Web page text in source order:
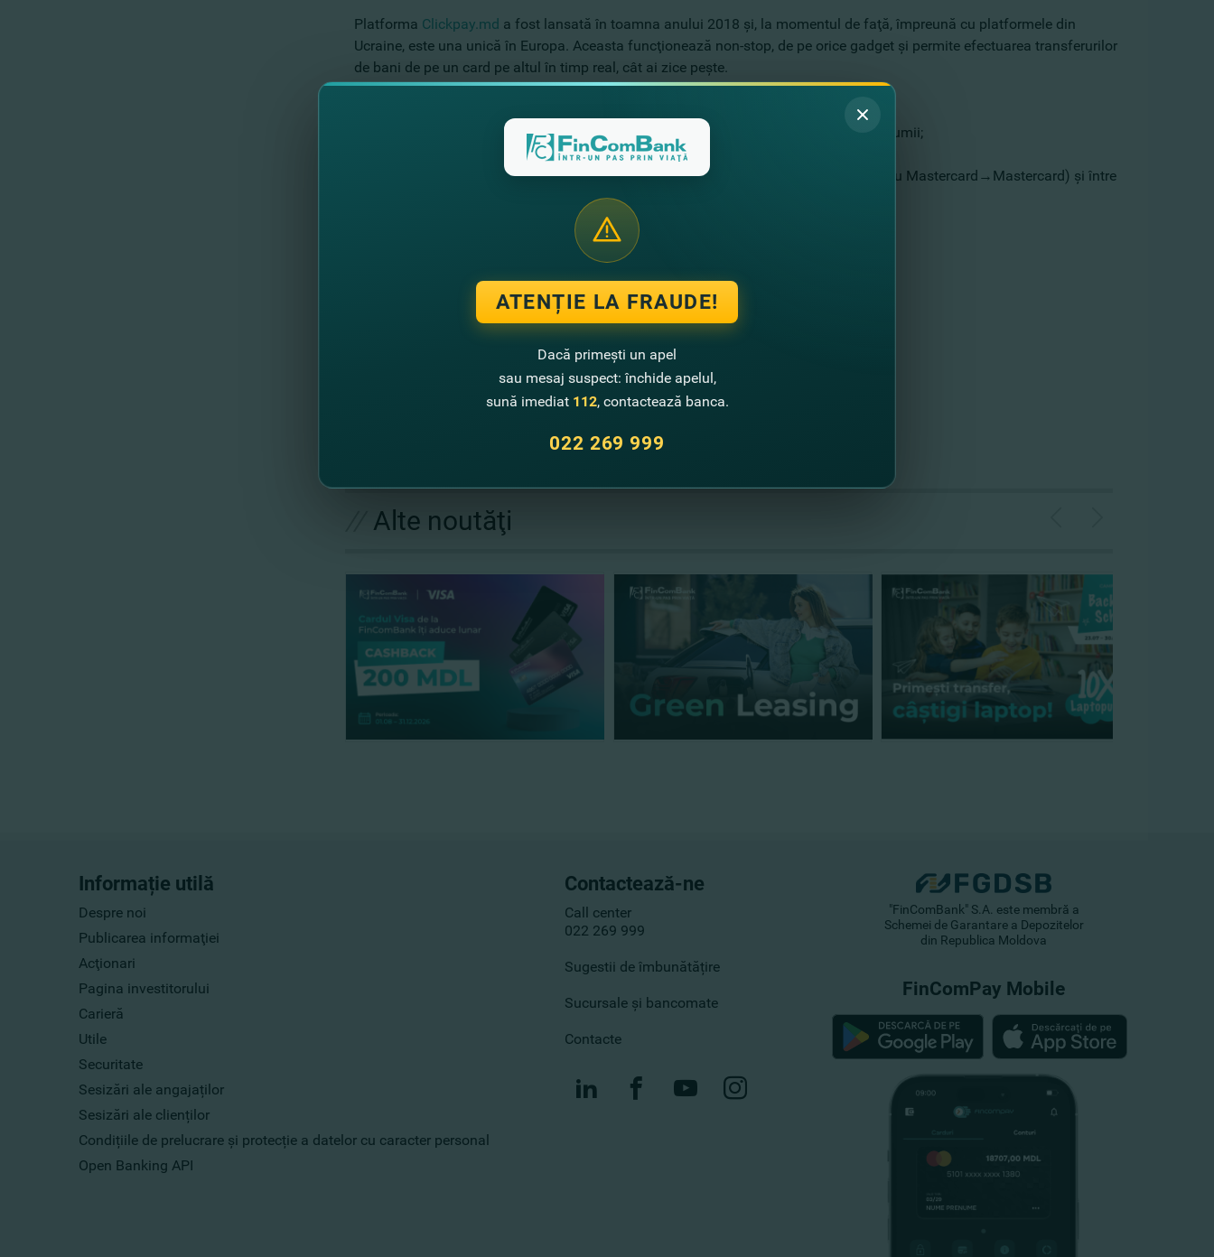
Platforma Clickpay.md a fost lansată în toamna anului 2018 şi, la momentul de faţă, împreună cu platformele din
Ucraine, este una unică în Europa. Aceasta funcţionează non-stop, de pe orice gadget şi permite efectuarea transferurilor
de bani de pe un card pe altul în timp real, cât ai zice peşte.
- de pe orice card, deschis în oricare bancă din Moldova, în orice colţ al ţării sau al lumii;
- pe orice card moldovenesc, ştiind doar numărul de telefon mobil al destinatarului;
- transferurile sunt posibile între cardurile din acelaşi sistem de plăţi (Visa→Visa sau Mastercard→Mastercard) şi între
cardurile diferitor sisteme de plăţi (Visa→Mastercard sau Mastercard→Visa).
Alte noutăţi
Informație utilă
Despre noi
Publicarea informaţiei
Acţionari
Pagina investitorului
Carieră
Utile
Securitate
Sesizări ale angajaților
Sesizări ale clienților
Condițiile de prelucrare și protecție a datelor cu caracter personal
Open Banking API
Contactează-ne
Call center
022 269 999
Sugestii de îmbunătățire
Sucursale și bancomate
Contacte
"FinComBank" S.A. este membră a
Schemei de Garantare a Depozitelor
din Republica Moldova
FinComPay Mobile
ATENȚIE LA FRAUDE!
Dacă primești un apel
sau mesaj suspect: închide apelul,
sună imediat 112, contactează banca.
022 269 999